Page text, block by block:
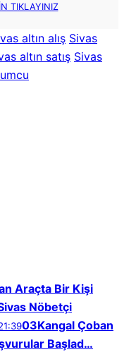
TIKLAYINIZ
altın alış Sivas
altın satış Sivas
Araçta Bir Kişi
Nöbetçi
03Kangal Çoban
Başlad…